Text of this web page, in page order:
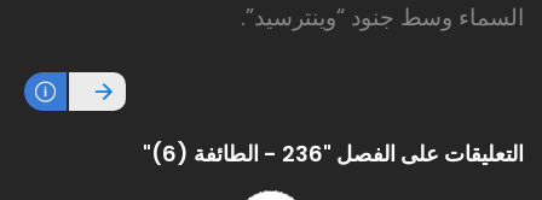
السماء وسط جنود “وينترسيد”.
التعليقات على الفصل "236 - الطائفة (6)"